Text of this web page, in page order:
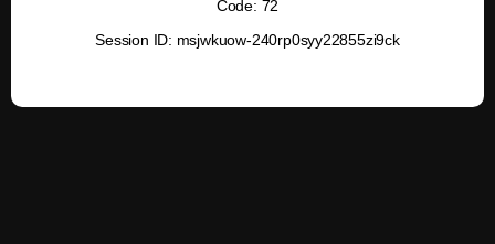
Code: 72
Session ID: msjwkuow-240rp0syy22855zi9ck